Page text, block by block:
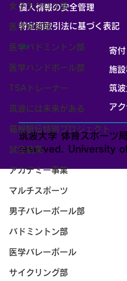
女子ラクロス部
医学卓球部
医学バドミントン部
医学ハンドボール部
TSAトレーナー
筑波には未来がある
箱根駅伝特別プロジェクト
試合結果
アカデミー事業
マルチスポーツ
男子バレーボール部
バドミントン部
医学バレーボール
サイクリング部
寄
施設
筑
アク
LINK
個人情報の安全管理
​特定商取引法に基づく表記
筑波大学 体育スポー
reserved. University